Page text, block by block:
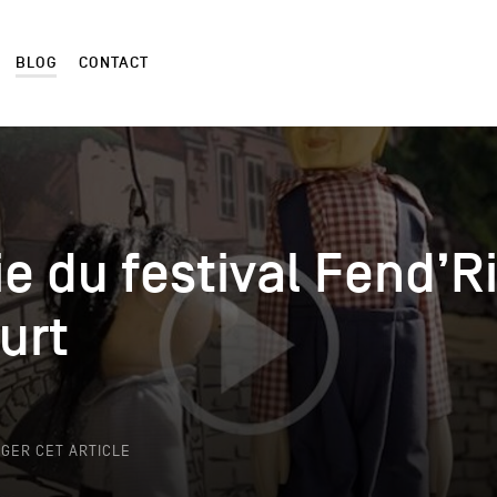
BLOG CONTACT
du festival
CET ARTICLE
du festival